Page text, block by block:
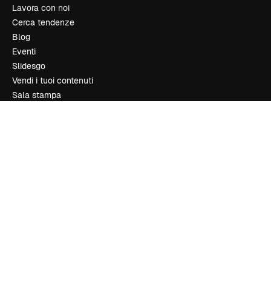
Lavora con noi
Cerca tendenze
Blog
Eventi
Slidesgo
Vendi i tuoi contenuti
Sala stampa